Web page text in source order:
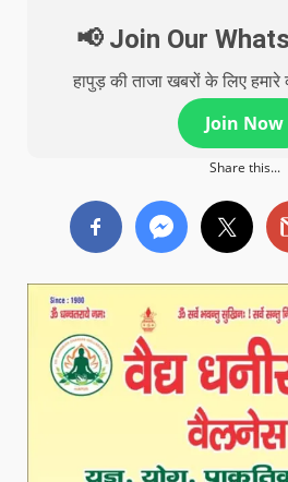
📢 Join Our
हापुड़ की ताजा खबरों के लिए
Join Now
Share this...